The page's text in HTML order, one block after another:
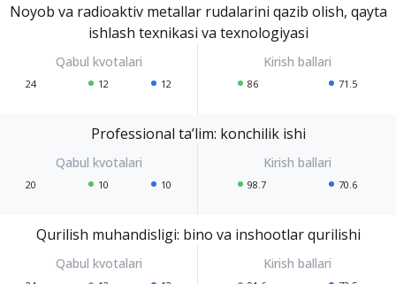
Noyob va radioaktiv metallar rudalarini qazib olish, qayta
ishlash texnikasi va texnologiyasi
24 12 12 86 71.5
Professional ta’lim: konchilik ishi
20 10 10 98.7 70.6
Qurilish muhandisligi: bino va inshootlar qurilishi